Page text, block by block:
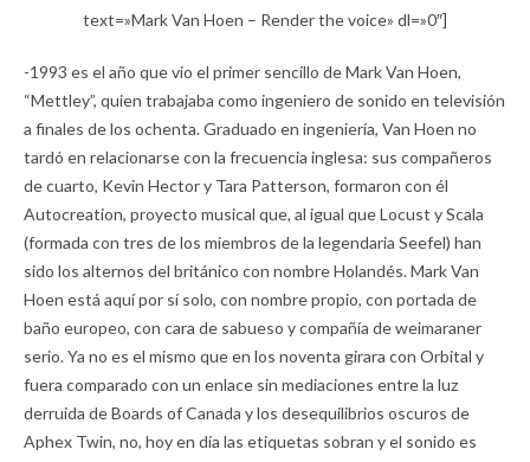
text=»Mark Van Hoen – Render the voice» dl=»0″]
-1993 es el año que vio el primer sencillo de Mark Van Hoen,
“Mettley”, quien trabajaba como ingeniero de sonido en televisión
a finales de los ochenta. Graduado en ingeniería, Van Hoen no
tardó en relacionarse con la frecuencia inglesa: sus compañeros
de cuarto, Kevin Hector y Tara Patterson, formaron con él
Autocreation, proyecto musical que, al igual que Locust y Scala
(formada con tres de los miembros de la legendaria Seefel) han
sido los alternos del británico con nombre Holandés. Mark Van
Hoen está aquí por sí solo, con nombre propio, con portada de
baño europeo, con cara de sabueso y compañía de weimaraner
serio. Ya no es el mismo que en los noventa girara con Orbital y
fuera comparado con un enlace sin mediaciones entre la luz
derruida de Boards of Canada y los desequilibrios oscuros de
Aphex Twin, no, hoy en día las etiquetas sobran y el sonido es